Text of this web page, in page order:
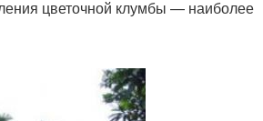
цветочной клумбы — наиболее